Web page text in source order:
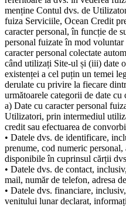
menține Contul dvs. de
fuiza Serviciile, Ocean Credit
caracter personal, în funcție de
personal fuizate în mod
caracter personal colectate
când utilizați Site-ul și (iii) date
existenței a cel puțin un temei
derulate cu privire la fiecare
următoarele categorii de date cu
a) Date cu caracter personal
Utilizatori, prin intermediul
credit sau efectuarea de
• Datele dvs. de identificare,
prenume, cod numeric
disponibile în cuprinsul cărții
• Datele dvs. de contact,
mail, număr de telefon, adresa
• Datele dvs. financiare,
venitului lunar declarat,